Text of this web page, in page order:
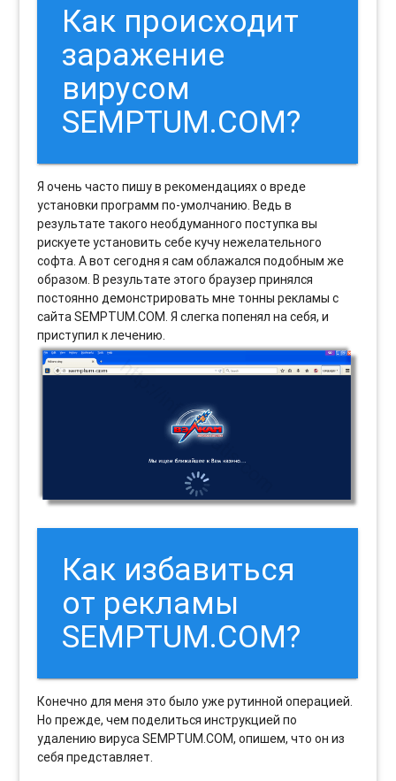
Как происходит
заражение
вирусом
SEMPTUM.COM?
Я очень часто пишу в рекомендациях о вреде
установки программ по-умолчанию. Ведь в
результате такого необдуманного поступка вы
рискуете установить себе кучу нежелательного
софта. А вот сегодня я сам облажался подобным же
образом. В результате этого браузер принялся
постоянно демонстрировать мне тонны рекламы с
сайта SEMPTUM.COM. Я слегка попенял на себя, и
приступил к лечению.
Как избавиться
от рекламы
SEMPTUM.COM?
Конечно для меня это было уже рутинной операцией.
Но прежде, чем поделиться инструкцией по
удалению вируса SEMPTUM.COM, опишем, что он из
себя представляет.